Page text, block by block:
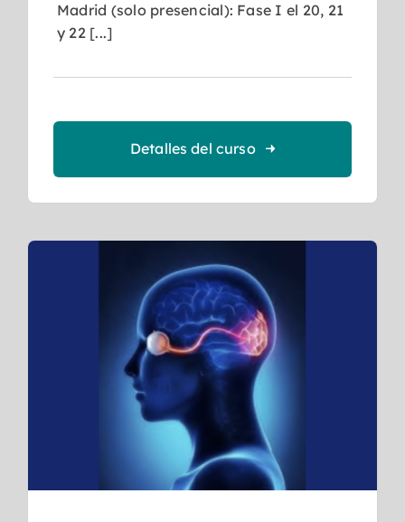
Madrid (solo presencial): Fase I el 20, 21
y 22 [...]
Detalles del curso